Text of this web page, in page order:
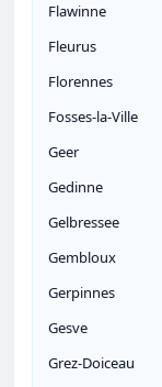
Flawinne
Fleurus
Florennes
Fosses-la-Ville
Geer
Gedinne
Gelbressee
Gembloux
Gerpinnes
Gesve
Grez-Doiceau